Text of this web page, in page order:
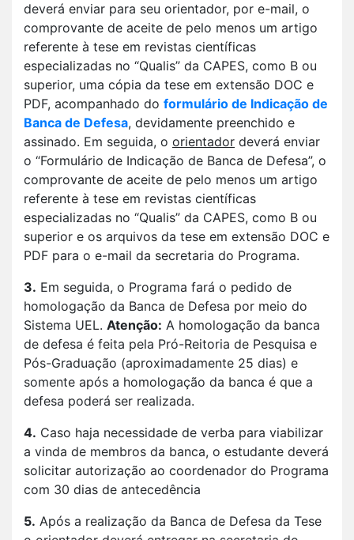
deverá enviar para seu orientador, por e-mail, o
comprovante de aceite de pelo menos um artigo
referente à tese em revistas científicas
especializadas no “Qualis” da CAPES, como B ou
superior, uma cópia da tese em extensão DOC e
PDF, acompanhado do formulário de Indicação de
Banca de Defesa, devidamente preenchido e
assinado. Em seguida, o orientador deverá enviar
o “Formulário de Indicação de Banca de Defesa”, o
comprovante de aceite de pelo menos um artigo
referente à tese em revistas científicas
especializadas no “Qualis” da CAPES, como B ou
superior e os arquivos da tese em extensão DOC e
PDF para o e-mail da secretaria do Programa.
3. Em seguida, o Programa fará o pedido de
homologação da Banca de Defesa por meio do
Sistema UEL. Atenção: A homologação da banca
de defesa é feita pela Pró-Reitoria de Pesquisa e
Pós-Graduação (aproximadamente 25 dias) e
somente após a homologação da banca é que a
defesa poderá ser realizada.
4. Caso haja necessidade de verba para viabilizar
a vinda de membros da banca, o estudante deverá
solicitar autorização ao coordenador do Programa
com 30 dias de antecedência
5. Após a realização da Banca de Defesa da Tese